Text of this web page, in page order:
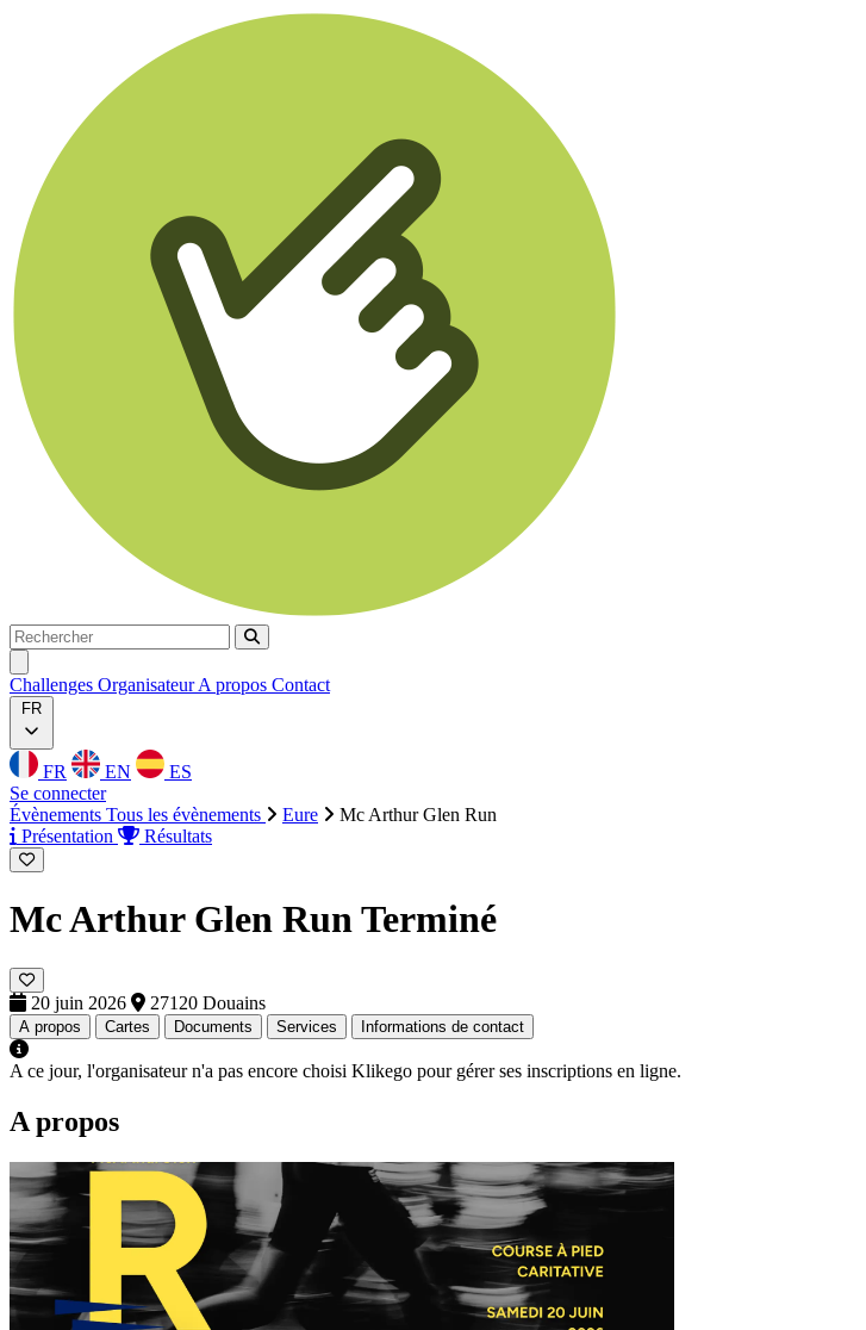
Rechercher
Rechercher
Challenges OrganisateurA propos Contact
FR
FR EN
ES
Se connecter
Évènements Tous les évènements Eure
Mc Arthur Glen Run
Présentation
Résultats
Mc Arthur Glen RunTerminé
20 juin 2026 27120 Douains
A propos Cartes Documents Services Informations de contact
A ce jour, l'organisateur n'a pas encore choisi Klikego pour gérer ses inscriptions en ligne.
A propos